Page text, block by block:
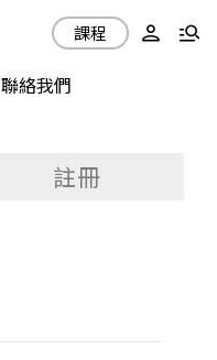
聯絡我們
課程
註冊